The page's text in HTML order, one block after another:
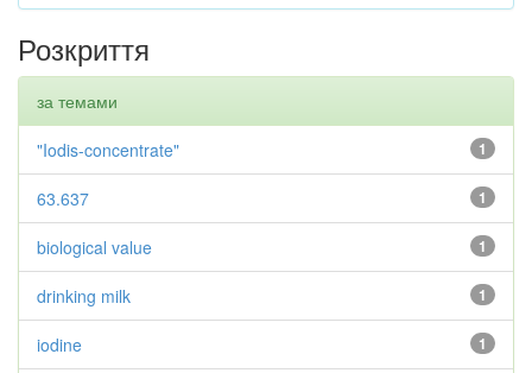
Розкриття
за темами
1
"Iodis-concentrate"
1
63.637
1
biological value
1
drinking milk
1
iodine